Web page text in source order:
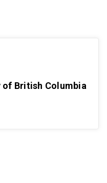
of British Columbia